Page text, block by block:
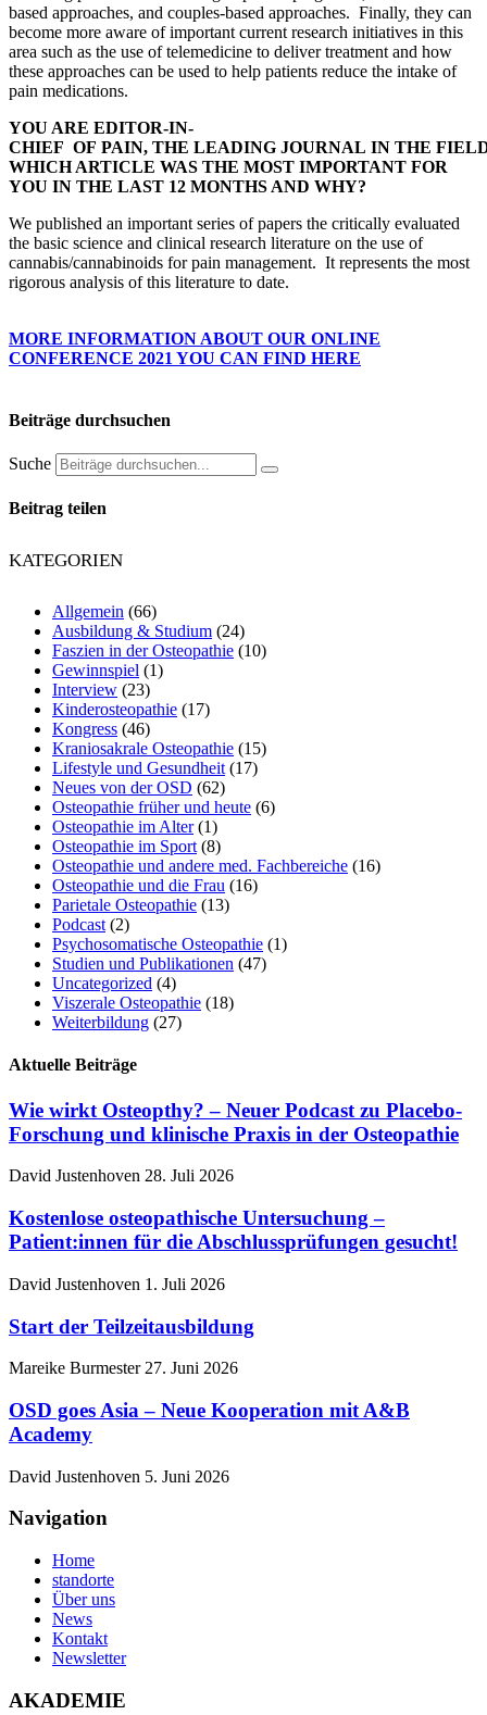
based approaches, and couples-based approaches. Finally, they can
become more aware of important current research initiatives in this
area such as the use of telemedicine to deliver treatment and how
these approaches can be used to help patients reduce the intake of
pain medications.
YOU ARE EDITOR-IN-
CHIEF OF PAIN, THE LEADING JOURNAL IN THE
WHICH ARTICLE WAS THE MOST IMPORTANT FOR
YOU IN THE LAST 12 MONTHS AND WHY?
We published an important series of papers the critically evaluated
the basic science and clinical research literature on the use of
cannabis/cannabinoids for pain management. It represents the most
rigorous analysis of this literature to date.
MORE INFORMATION ABOUT OUR ONLINE
CONFERENCE 2021 YOU CAN FIND HERE
Beiträge durchsuchen
Suche
Beitrag teilen
KATEGORIEN
Allgemein (66)
Ausbildung & Studium (24)
Faszien in der Osteopathie (10)
Gewinnspiel (1)
Interview (23)
Kinderosteopathie (17)
Kongress (46)
Kraniosakrale Osteopathie (15)
Lifestyle und Gesundheit (17)
Neues von der OSD (62)
Osteopathie früher und heute (6)
Osteopathie im Alter(1)
Osteopathie im Sport (8)
Osteopathie und andere med. Fachbereiche (16)
Osteopathie und die Frau (16)
Parietale Osteopathie (13)
Podcast (2)
Psychosomatische Osteopathie (1)
Studien und Publikationen (47)
Uncategorized (4)
Viszerale Osteopathie (18)
Weiterbildung (27)
Aktuelle Beiträge
Wie wirkt Osteopthy? – Neuer Podcast zu Placebo-
Forschung und klinische Praxis in der Osteopathie
David Justenhoven 28. Juli 2026
Kostenlose osteopathische Untersuchung –
Patient:innen für die Abschlussprüfungen gesucht!
David Justenhoven 1. Juli 2026
Start der Teilzeitausbildung
Mareike Burmester 27. Juni 2026
OSD goes Asia – Neue Kooperation mit A&B
Academy
David Justenhoven 5. Juni 2026
Navigation
Home
standorte
Über uns
News
Kontakt
Newsletter
AKADEMIE